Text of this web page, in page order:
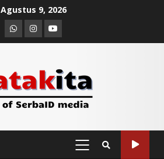
Agustus 9, 2026
Whatsapp
Instagram
Youtube
PRIMARY